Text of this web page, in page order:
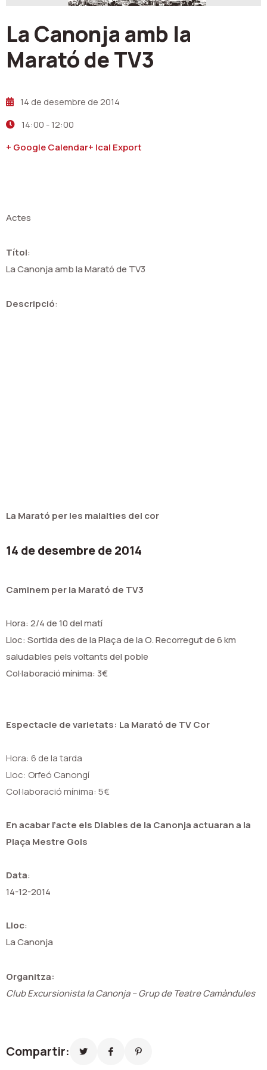
La Canonja amb la
Marató de TV3
14 de desembre de 2014
14:00 -12:00
+ Google Calendar+ Ical Export
Actes
Títol:
La Canonja amb la Marató de TV3
Descripció:
La Marató per les malalties del cor
14 de desembre de 2014
Caminem per la Marató de TV3
Hora: 2/4 de 10 del matí
Lloc: Sortida des de la Plaça de la O. Recorregut de 6 km
saludables pels voltants del poble
Col·laboració mínima: 3€
Espectacle de varietats: La Marató de TV Cor
Hora: 6 de la tarda
Lloc: Orfeó Canongí
Col·laboració mínima: 5€
En acabar l’acte els Diables de la Canonja actuaran a la
Plaça Mestre Gols
Data:
14-12-2014
Lloc:
La Canonja
Organitza:
Club Excursionista la Canonja – Grup de Teatre Camàndules
Compartir: